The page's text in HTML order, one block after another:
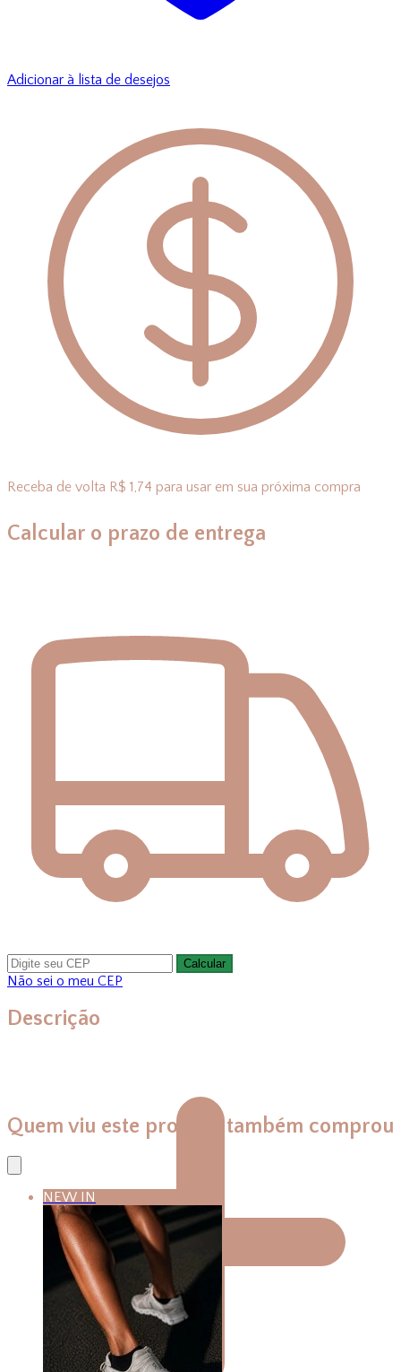
Adicionar à lista de desejos
Receba de volta R$ 1,74 para usar em sua próxima compra
Calcular o prazo de entrega
Calcular
Não sei o meu CEP
Descrição
Quem viu este produto também comprou